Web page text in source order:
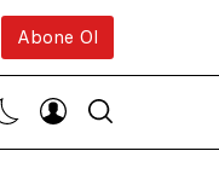
Abone Ol